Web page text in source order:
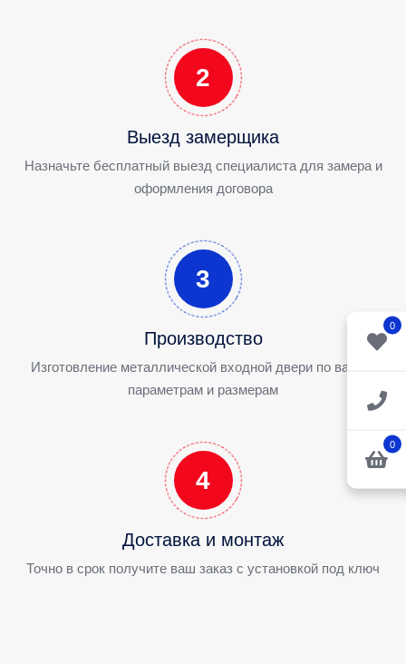
0
0
2
Выезд замерщика
Назначьте бесплатный выезд специалиста для замера и
оформления договора
3
Производство
Изготовление металлической входной двери по вашим
параметрам и размерам
4
Доставка и монтаж
Точно в срок получите ваш заказ с установкой под ключ